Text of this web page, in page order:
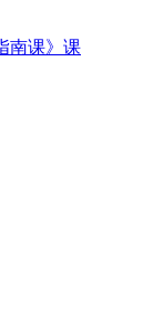
南课》课